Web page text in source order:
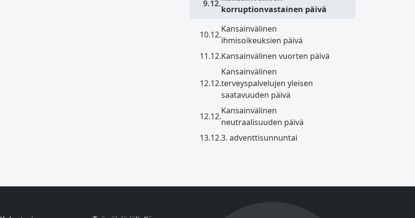
9.12.
korruptionvastainen päivä
10.12.
Kansainvälinen
ihmisoikeuksien päivä
11.12.Kansainvälinen vuorten päivä
12.12.
Kansainvälinen
terveyspalvelujen yleisen
saatavuuden päivä
12.12.
Kansainvälinen
neutraalisuuden päivä
13.12.3. adventtisunnuntai